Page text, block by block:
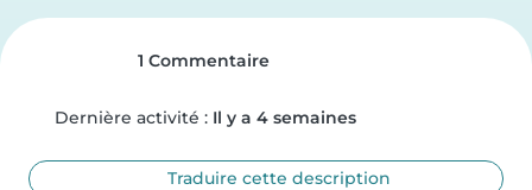
1 Commentaire
Dernière activité : Il y a 4 semaines
Traduire cette description